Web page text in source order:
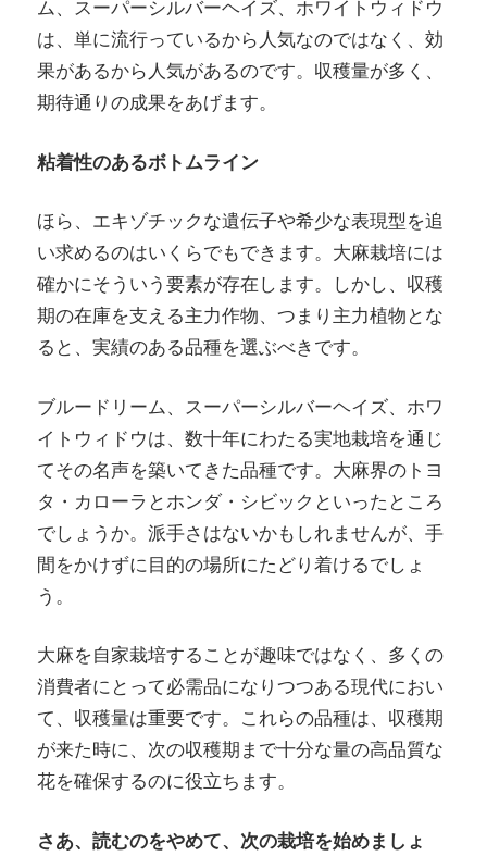
ム、スーパーシルバーヘイズ、ホワイトウィドウ
は、単に流行っているから人気なのではなく、効
果があるから人気があるのです。収穫量が多く、
期待通りの成果をあげます。
粘着性のあるボトムライン
ほら、エキゾチックな遺伝子や希少な表現型を追
い求めるのはいくらでもできます。大麻栽培には
確かにそういう要素が存在します。しかし、収穫
期の在庫を支える主力作物、つまり主力植物とな
ると、実績のある品種を選ぶべきです。
ブルードリーム、スーパーシルバーヘイズ、ホワ
イトウィドウは、数十年にわたる実地栽培を通じ
てその名声を築いてきた品種です。大麻界のトヨ
タ・カローラとホンダ・シビックといったところ
でしょうか。派手さはないかもしれませんが、手
間をかけずに目的の場所にたどり着けるでしょ
う。
大麻を自家栽培することが趣味ではなく、多くの
消費者にとって必需品になりつつある現代におい
て、収穫量は重要です。これらの品種は、収穫期
が来た時に、次の収穫期まで十分な量の高品質な
花を確保するのに役立ちます。
さあ、読むのをやめて、次の栽培を始めましょ